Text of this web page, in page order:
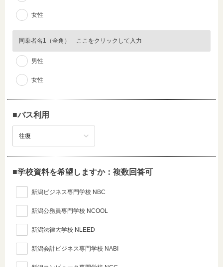
女性
男性
女性
■バス利用
■学校資料を希望しますか：複数回答可
新潟ビジネス専門学校 NBC
新潟公務員専門学校 NCOOL
新潟法律大学校 NLEED
新潟会計ビジネス専門学校 NABI